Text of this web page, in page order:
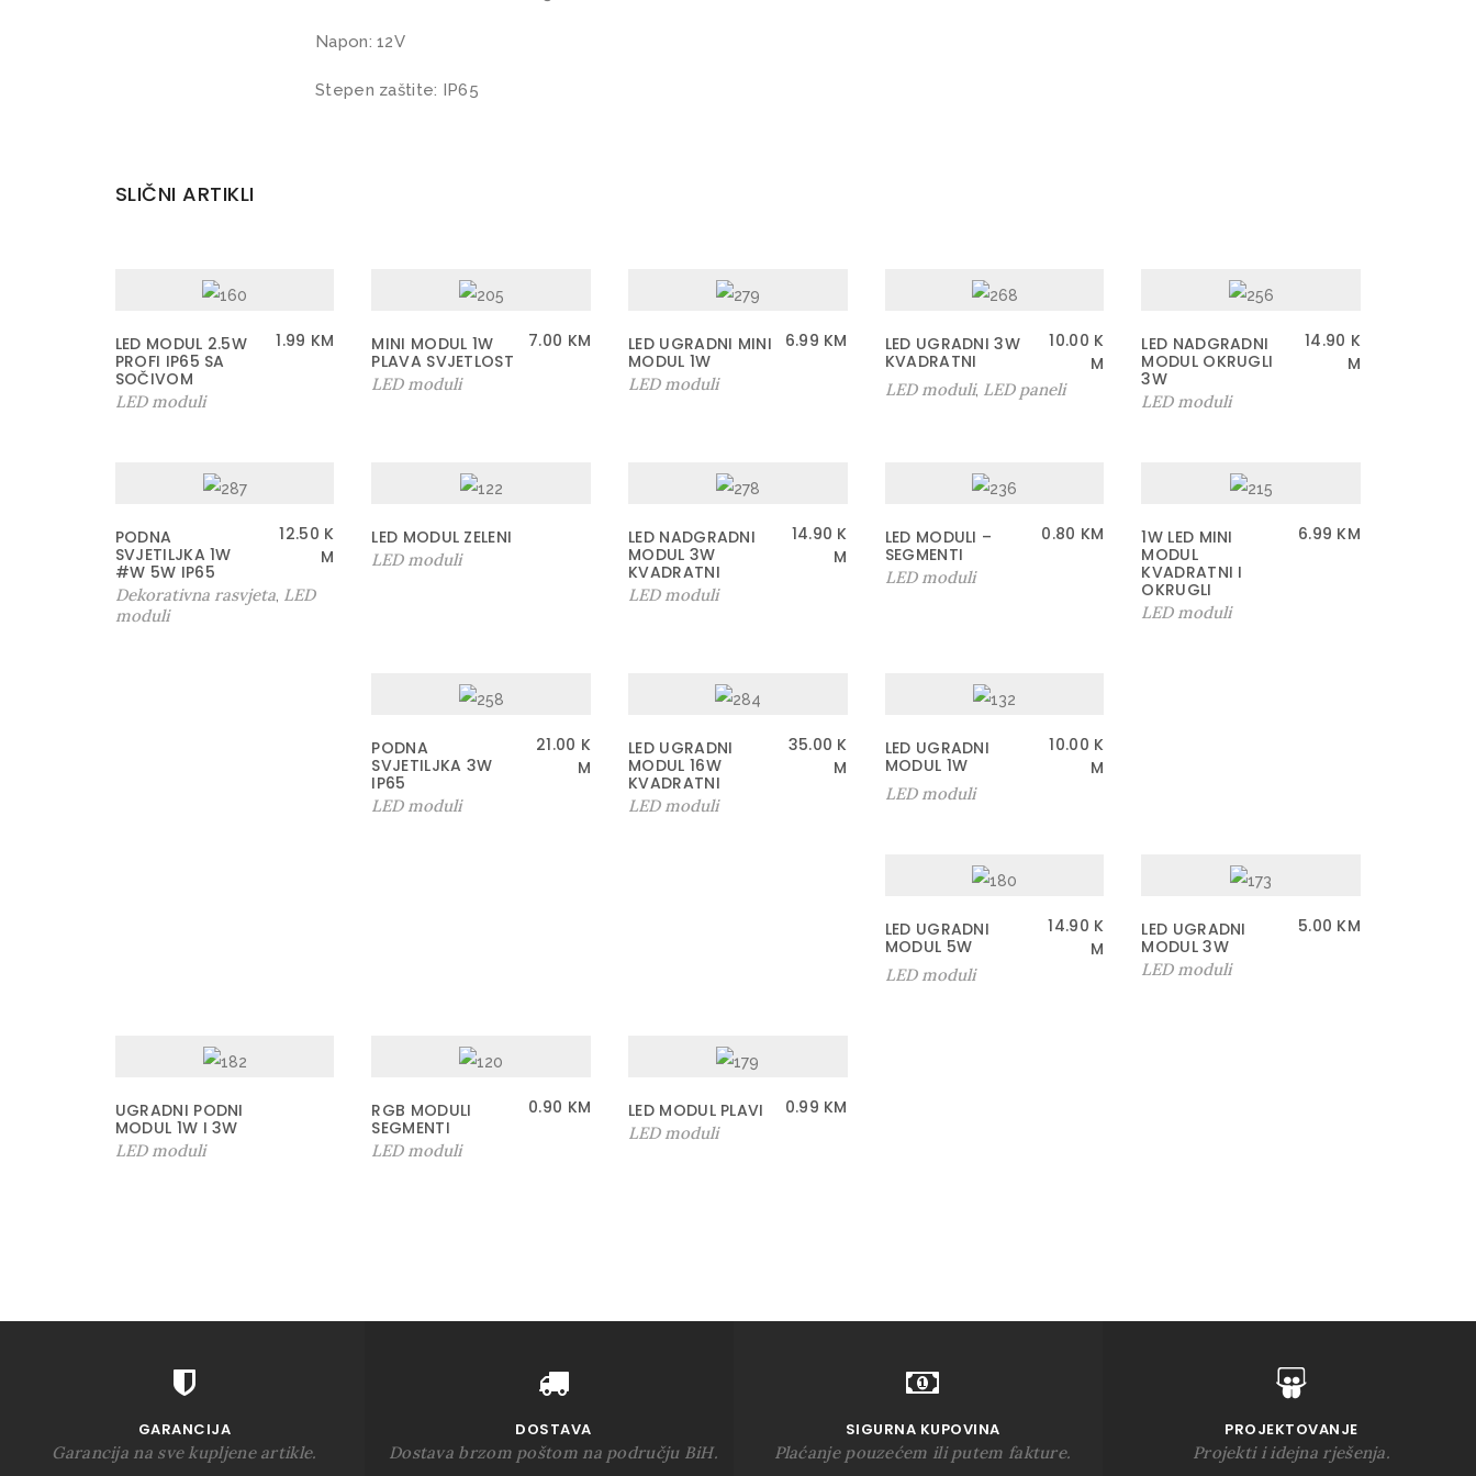
č
Napon: 12V
Stepen zaštite: IP65
SLIČNI ARTIKLI
LED MODUL 2.5W
PROFI IP65 SA
SOČIVOM
1.99 KM
LED moduli
MINI MODUL 1W
PLAVA SVJETLOST
7.00 KM
LED moduli
LED UGRADNI MINI
MODUL 1W
6.99 KM
LED moduli
LED UGRADNI 3W
KVADRATNI
10.00 K
M
LED moduli, LED paneli
LED NADGRADNI
MODUL OKRUGLI
3W
14.90 K
M
LED moduli
PODNA
SVJETILJKA 1W
#W 5W IP65
12.50 K
M
Dekorativna rasvjeta, LED
moduli
LED MODUL ZELENI
LED moduli
LED NADGRADNI
MODUL 3W
KVADRATNI
14.90 K
M
LED moduli
LED MODULI –
SEGMENTI
0.80 KM
LED moduli
1W LED MINI
MODUL
KVADRATNI I
OKRUGLI
6.99 KM
LED moduli
PODNA
SVJETILJKA 3W
IP65
21.00 K
M
LED moduli
LED UGRADNI
MODUL 16W
KVADRATNI
35.00 K
M
LED moduli
LED UGRADNI
MODUL 1W
10.00 K
M
LED moduli
LED UGRADNI
MODUL 5W
14.90 K
M
LED moduli
LED UGRADNI
MODUL 3W
5.00 KM
LED moduli
UGRADNI PODNI
MODUL 1W I 3W
LED moduli
RGB MODULI
SEGMENTI
0.90 KM
LED moduli
LED MODUL PLAVI 0.99 KM
LED moduli
GARANCIJA
Garancija na sve kupljene artikle.
DOSTAVA
Dostava brzom poštom na području BiH.
SIGURNA KUPOVINA
Plaćanje pouzećem ili putem fakture.
PROJEKTOVANJE
Projekti i idejna rješenja.